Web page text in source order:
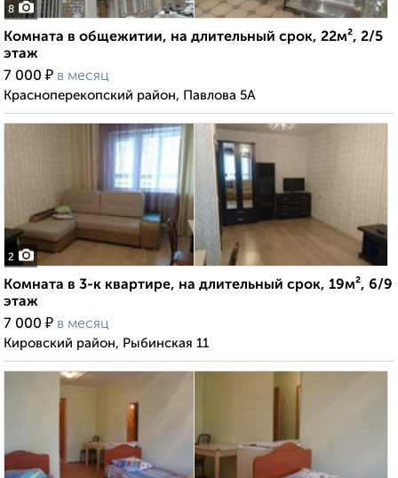
8
Комната в общежитии, на длительный срок, 22м², 2/5
этаж
7 000 ₽ в месяц
Красноперекопский район, Павлова 5А
2
Комната в 3-к квартире, на длительный срок, 19м², 6/9
этаж
7 000 ₽ в месяц
Кировский район, Рыбинская 11